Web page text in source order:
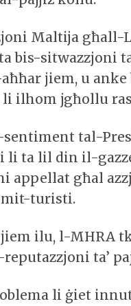
Maltija għall-
bis-sitwazzjoni
jiem, u anke
ilhom jgħollu
tal-
li ta lil din il-
appellat għal
turisti.
ilu, l-MHRA
ta’
li ġiet